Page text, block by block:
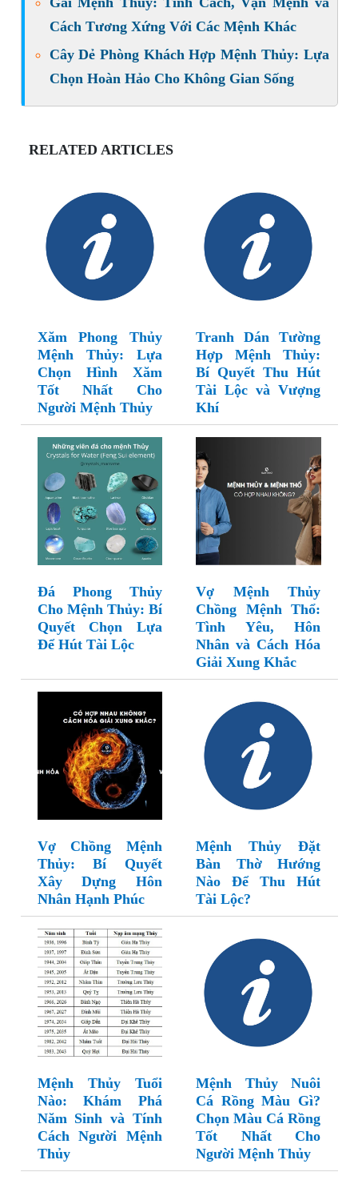
Cách Tương Xứng Với Các Mệnh Khác
Cây Dẻ Phòng Khách Hợp Mệnh Thủy: Lựa
Chọn Hoàn Hảo Cho Không Gian Sống
RELATED ARTICLES
Xăm Phong Thủy
Mệnh Thủy: Lựa
Chọn Hình Xăm
Tốt Nhất Cho
Người Mệnh Thủy
Tranh Dán Tường
Hợp Mệnh Thủy:
Bí Quyết Thu Hút
Tài Lộc và Vượng
Khí
Đá Phong Thủy
Cho Mệnh Thủy: Bí
Quyết Chọn Lựa
Để Hút Tài Lộc
Vợ Mệnh Thủy
Chồng Mệnh Thổ:
Tình Yêu, Hôn
Nhân và Cách Hóa
Giải Xung Khắc
Vợ Chồng Mệnh
Thủy: Bí Quyết
Xây Dựng Hôn
Nhân Hạnh Phúc
Mệnh Thủy Đặt
Bàn Thờ Hướng
Nào Để Thu Hút
Tài Lộc?
Mệnh Thủy Tuổi
Nào: Khám Phá
Năm Sinh và Tính
Cách Người Mệnh
Thủy
Mệnh Thủy Nuôi
Cá Rồng Màu Gì?
Chọn Màu Cá Rồng
Tốt Nhất Cho
Người Mệnh Thủy